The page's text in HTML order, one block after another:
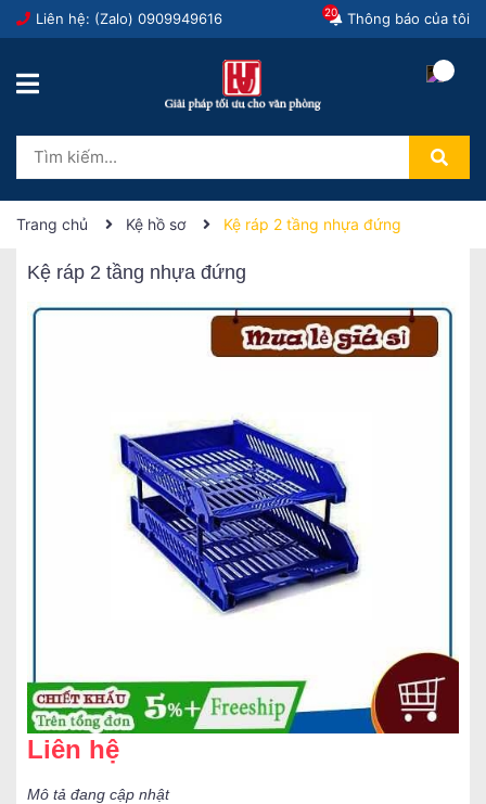
Liên hệ: (Zalo) 0909949616 Thông báo của tôi
20
Trang chủ Kệ hồ sơ Kệ ráp 2 tầng nhựa đứng
Kệ ráp 2 tầng nhựa đứng
Liên hệ
Mô tả đang cập nhật